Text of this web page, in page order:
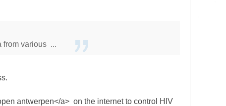
from various ...
antwerpen</a> on the internet to control HIV